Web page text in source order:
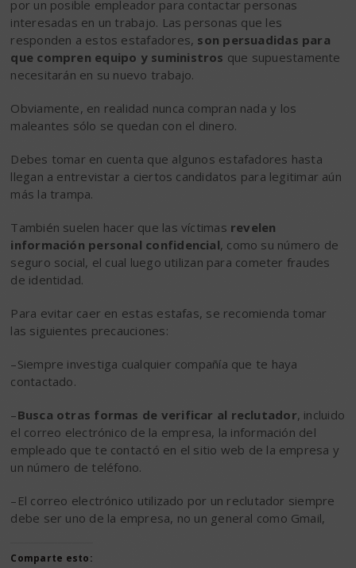
por un posible empleador para contactar personas
interesadas en un trabajo. Las personas que les
responden a estos estafadores, son persuadidas para
que compren equipo y suministros que supuestamente
necesitarán en su nuevo trabajo.
Obviamente, en realidad nunca compran nada y los
maleantes sólo se quedan con el dinero.
Debes tomar en cuenta que algunos estafadores hasta
llegan a entrevistar a ciertos candidatos para legitimar aún
más la trampa.
También suelen hacer que las víctimas revelen
información personal confidencial, como su número de
seguro social, el cual luego utilizan para cometer fraudes
de identidad.
Para evitar caer en estas estafas, se recomienda tomar
las siguientes precauciones:
–Siempre investiga cualquier compañía que te haya
contactado.
–Busca otras formas de verificar al reclutador, incluido
el correo electrónico de la empresa, la información del
empleado que te contactó en el sitio web de la empresa y
un número de teléfono.
–El correo electrónico utilizado por un reclutador siempre
debe ser uno de la empresa, no un general como Gmail,
Comparte esto: